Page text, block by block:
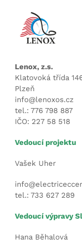
Lenox, z.s.
Klatovoká třída
Plzeň
info@lenoxos.cz
tel.: 776 798 887
IČO: 227 58 518
Vedoucí projektu
Vašek Uher
tel.: 733 627 289
Vedoucí výpravy
Hana Běhalová